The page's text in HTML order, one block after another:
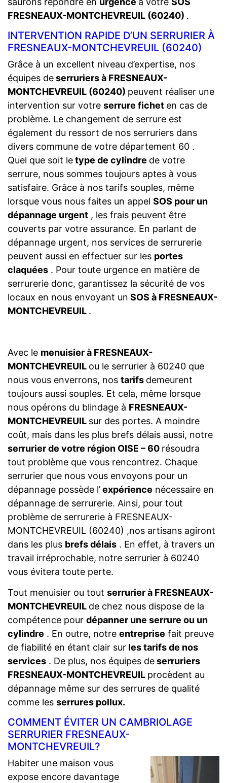
FRESNEAUX-MONTCHEVREUIL (60240) .
INTERVENTION RAPIDE D’UN SERRURIER À
FRESNEAUX-MONTCHEVREUIL (60240)
Grâce à un excellent niveau d’expertise, nos
équipes deserruriers à FRESNEAUX-
MONTCHEVREUIL (60240) peuvent réaliser une
intervention sur votre serrure fichet en cas de
problème. Le changement de serrure est
également du ressort de nos serruriers dans
divers commune de votre département 60 .
Quel que soit letype de cylindre de votre
serrure, nous sommes toujours aptes à vous
satisfaire. Grâce à nos tarifs souples, même
lorsque vous nous faites un appel SOS pour un
dépannage urgent , les frais peuvent être
couverts par votre assurance. En parlant de
dépannage urgent, nos services de serrurerie
peuvent aussi en effectuer sur les portes
claquées . Pour toute urgence en matière de
serrurerie donc, garantissez la sécurité de vos
locaux en nous envoyant un SOS à FRESNEAUX-
MONTCHEVREUIL .
Avec le menuisier à FRESNEAUX-
MONTCHEVREUIL ou le serrurier à 60240 que
nous vous enverrons, nos tarifs demeurent
toujours aussi souples. Et cela, même lorsque
nous opérons du blindage à FRESNEAUX-
MONTCHEVREUIL sur des portes. A moindre
coût, mais dans les plus brefs délais aussi, notre
serrurier de votre région OISE – 60 résoudra
tout problème que vous rencontrez. Chaque
serrurier que nous vous envoyons pour un
dépannage possède l’expérience nécessaire en
dépannage de serrurerie. Ainsi, pour tout
problème de serrurerie à FRESNEAUX-
MONTCHEVREUIL (60240) ,nos artisans agiront
dans les plus brefs délais . En effet, à travers un
travail irréprochable, notre serrurier à 60240
vous évitera toute perte.
Tout menuisier ou tout serrurier à FRESNEAUX-
MONTCHEVREUIL de chez nous dispose de la
compétence pour dépanner une serrure ou un
cylindre . En outre, notre entreprise fait preuve
de fiabilité en étant clair sur les tarifs de nos
services . De plus, nos équipes deserruriers
FRESNEAUX-MONTCHEVREUIL procèdent au
dépannage même sur des serrures de qualité
comme les serrures pollux.
COMMENT ÉVITER UN CAMBRIOLAGE
SERRURIER FRESNEAUX-
MONTCHEVREUIL?
Habiter une maison vous
expose encore davantage